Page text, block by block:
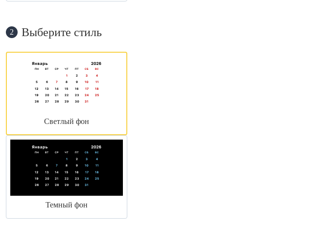
2 Выберите стиль
Светлый фон
Темный фон